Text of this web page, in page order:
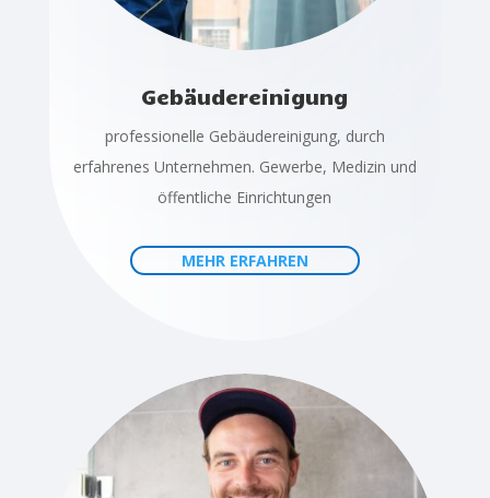
Gebäudereinigung
professionelle Gebäudereinigung, durch
erfahrenes Unternehmen. Gewerbe, Medizin und
öffentliche Einrichtungen
MEHR ERFAHREN